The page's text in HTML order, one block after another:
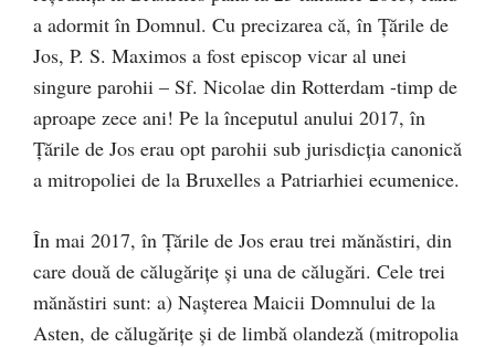
a adormit în Domnul. Cu precizarea că, în Țările de
Jos, P. S. Maximos a fost episcop vicar al unei
singure parohii – Sf. Nicolae din Rotterdam -timp de
aproape zece ani! Pe la începutul anului 2017, în
Țările de Jos erau opt parohii sub jurisdicția canonică
a mitropoliei de la Bruxelles a Patriarhiei ecumenice.
În mai 2017, în Țările de Jos erau trei mănăstiri, din
care două de călugărițe și una de călugări. Cele trei
mănăstiri sunt: a) Nașterea Maicii Domnului de la
Asten, de călugărițe și de limbă olandeză (mitropolia